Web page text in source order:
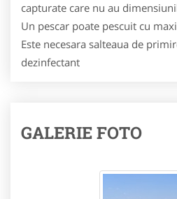
capturate care nu au
Un pescar poate pescuit cu
Este necesara salteaua de
dezinfectant
GALERIE FOTO